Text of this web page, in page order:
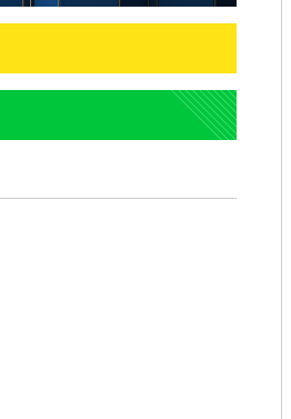
라', 일주일 써보니
[속보]뉴욕증시 상승 마감…S&P 0.6% 나스
닥 1.3%↑
오세훈 "용산공원 아파트, 노무현·문재인 철
김도영·곽빈·안현민…오승환·니퍼트가 콕